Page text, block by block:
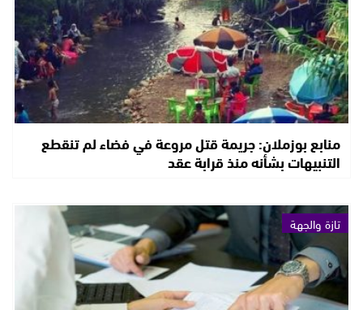
منابع بوزملان: جريمة قتل مروعة في فضاء لم تنقطع
التنبيهات بشأنه منذ قرابة عقد
تازة والجهة